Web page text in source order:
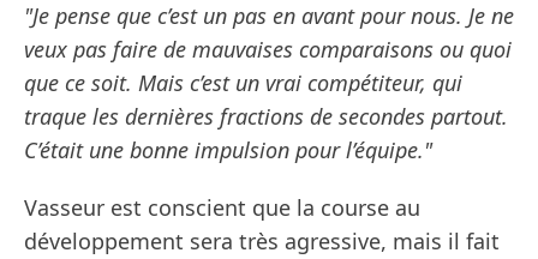
"Je pense que c’est un pas en avant pour nous. Je ne
veux pas faire de mauvaises comparaisons ou quoi
que ce soit. Mais c’est un vrai compétiteur, qui
traque les dernières fractions de secondes partout.
C’était une bonne impulsion pour l’équipe."
Vasseur est conscient que la course au
développement sera très agressive, mais il fait